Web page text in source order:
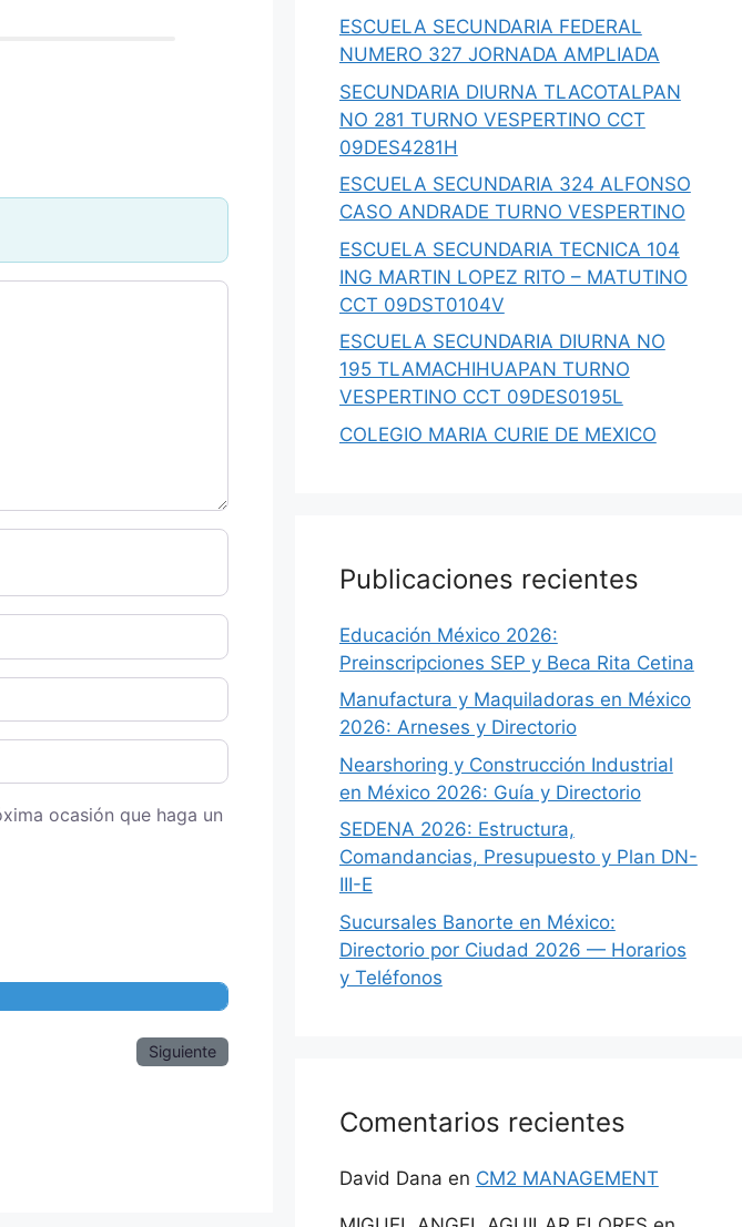
ocasión que haga un
Siguiente
ESCUELA SECUNDARIA FEDERAL
NUMERO 327 JORNADA AMPLIADA
SECUNDARIA DIURNA TLACOTALPAN
NO 281 TURNO VESPERTINO CCT
09DES4281H
ESCUELA SECUNDARIA 324 ALFONSO
CASO ANDRADE TURNO VESPERTINO
ESCUELA SECUNDARIA TECNICA 104
ING MARTIN LOPEZ RITO – MATUTINO
CCT 09DST0104V
ESCUELA SECUNDARIA DIURNA NO
195 TLAMACHIHUAPAN TURNO
VESPERTINO CCT 09DES0195L
COLEGIO MARIA CURIE DE MEXICO
Publicaciones recientes
Educación México 2026:
Preinscripciones SEP y Beca Rita Cetina
Manufactura y Maquiladoras en México
2026: Arneses y Directorio
Nearshoring y Construcción Industrial
en México 2026: Guía y Directorio
SEDENA 2026: Estructura,
Comandancias, Presupuesto y Plan DN-
III-E
Sucursales Banorte en México:
Directorio por Ciudad 2026 — Horarios
y Teléfonos
Comentarios recientes
David Dana en CM2 MANAGEMENT